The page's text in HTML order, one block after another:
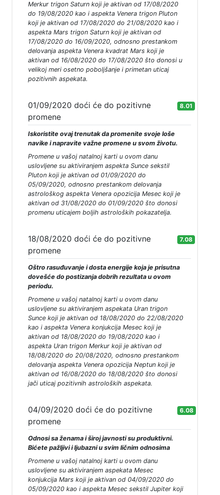
Merkur trigon Saturn koji je aktivan od 17/08/2020
do 19/08/2020 kao i aspekta Venera trigon Pluton
koji je aktivan od 17/08/2020 do 21/08/2020 kao i
aspekta Mars trigon Saturn koji je aktivan od
17/08/2020 do 16/09/2020, odnosno prestankom
delovanja aspekta Venera kvadrat Mars koji je
aktivan od 16/08/2020 do 17/08/2020 što donosi u
velikoj meri osetno poboljšanje i primetan uticaj
pozitivnih aspekata.
01/09/2020 doći će do pozitivne
promene
8.01
Iskoristite ovaj trenutak da promenite svoje loše
navike i napravite važne promene u svom životu.
Promene u vašoj natalnoj karti u ovom danu
uslovljene su aktiviranjem aspekta Sunce sekstil
Pluton koji je aktivan od 01/09/2020 do
05/09/2020, odnosno prestankom delovanja
astrološkog aspekta Venera opozicija Mesec koji je
aktivan od 31/08/2020 do 01/09/2020 što donosi
promenu uticajem boljih astroloških pokazatelja.
18/08/2020 doći će do pozitivne
promene
7.08
Oštro rasuđuvanje i dosta energije koja je prisutna
dovešće do postizanja dobrih rezultata u ovom
periodu.
Promene u vašoj natalnoj karti u ovom danu
uslovljene su aktiviranjem aspekata Uran trigon
Sunce koji je aktivan od 18/08/2020 do 22/08/2020
kao i aspekta Venera konjukcija Mesec koji je
aktivan od 18/08/2020 do 19/08/2020 kao i
aspekta Uran trigon Merkur koji je aktivan od
18/08/2020 do 20/08/2020, odnosno prestankom
delovanja aspekta Venera opozicija Neptun koji je
aktivan od 16/08/2020 do 18/08/2020 što donosi
jači uticaj pozitivnih astroloških aspekata.
04/09/2020 doći će do pozitivne
promene
6.08
Odnosi sa ženama i široj javnosti su produktivni.
Bićete pažljivi i ljubazni u svim ličnim odnosima
Promene u vašoj natalnoj karti u ovom danu
uslovljene su aktiviranjem aspekata Mesec
konjukcija Mars koji je aktivan od 04/09/2020 do
05/09/2020 kao i aspekta Mesec sekstil Jupiter koji